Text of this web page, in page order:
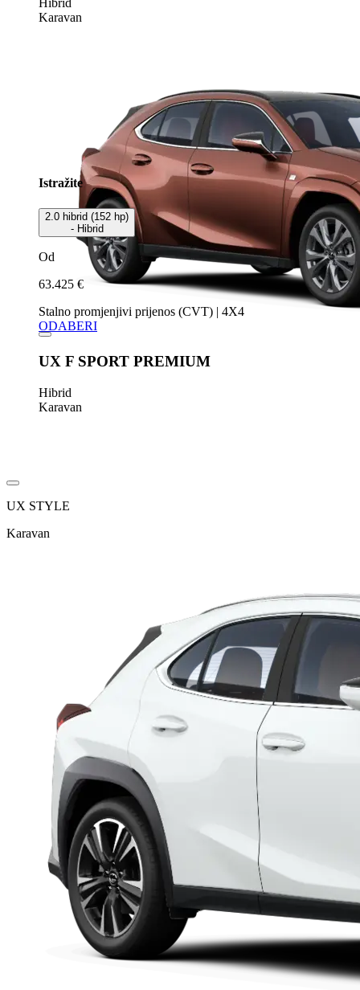
Karavan
UX F SPORT PREMIUM
Hibrid
Karavan
Istražite
2.0 hibrid (152 hp)
- Hibrid
Od
63.425 €
Stalno promjenjivi prijenos (CVT) | 4X4
ODABERI
UX STYLE
Karavan